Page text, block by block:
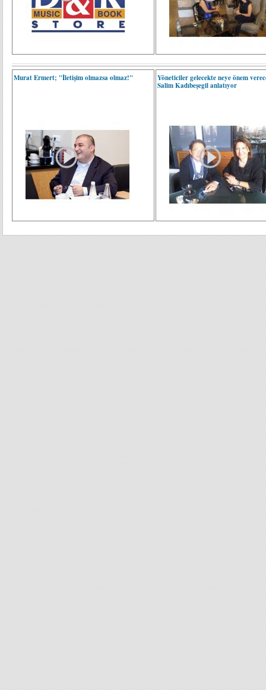
Murat Ermert; "İletişim olmazsa olmaz!"
Yöneticiler gelecekte neye önem
Salim Kadıbeşegil anlatıyor